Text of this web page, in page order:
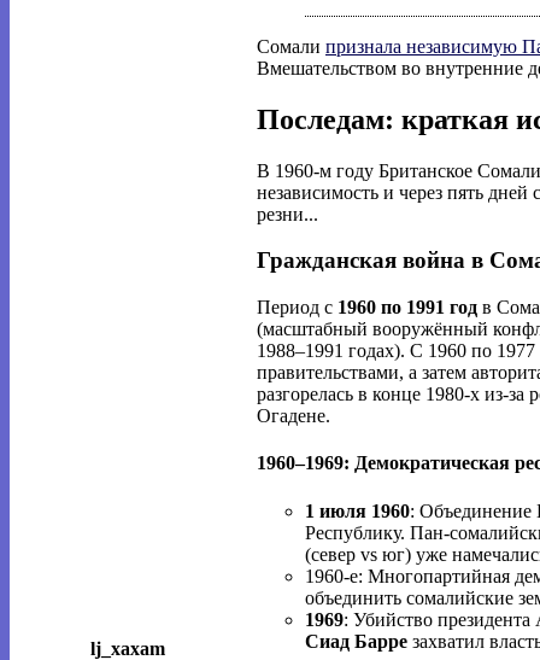
lj_xaxam
Сомали признала независимую
Вмешательством во внутренние
Последам: краткая
В 1960-м году Британское
независимость и через пять
резни...
Гражданская война в
Период с 1960 по 1991 год в
(масштабный вооружённый
1988–1991 годах). С 1960 по
правительствами, а затем
разгорелась в конце 1980-х из-
Огадене.
1960–1969: Демократическая
1 июля 1960: Объединение
Республику. Пан-
(север vs юг) уже
1960-е: Многопартийная
объединить сомалийские
1969: Убийство
Сиад Барре захватил